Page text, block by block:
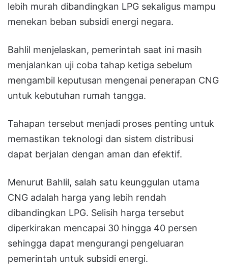
lebih murah dibandingkan LPG sekaligus mampu
menekan beban subsidi energi negara.
Bahlil menjelaskan, pemerintah saat ini masih
menjalankan uji coba tahap ketiga sebelum
mengambil keputusan mengenai penerapan CNG
untuk kebutuhan rumah tangga.
Tahapan tersebut menjadi proses penting untuk
memastikan teknologi dan sistem distribusi
dapat berjalan dengan aman dan efektif.
Menurut Bahlil, salah satu keunggulan utama
CNG adalah harga yang lebih rendah
dibandingkan LPG. Selisih harga tersebut
diperkirakan mencapai 30 hingga 40 persen
sehingga dapat mengurangi pengeluaran
pemerintah untuk subsidi energi.